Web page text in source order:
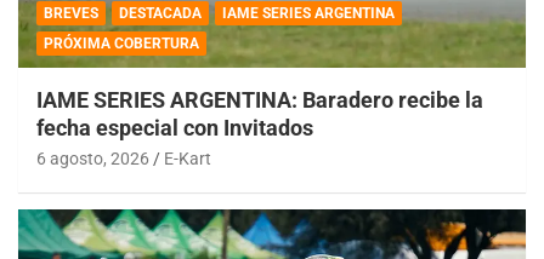
BREVES DESTACADA
IAME SERIES ARGENTINA
PRÓXIMA COBERTURA
IAME SERIES ARGENTINA: Baradero recibe la
fecha especial con Invitados
6 agosto, 2026 E-Kart